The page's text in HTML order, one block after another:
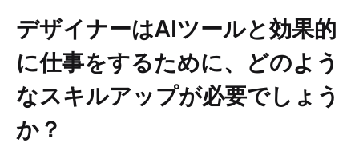
デザイナーはAIツールと効果的
に仕事をするために、どのよう
なスキルアップが必要でしょう
か？